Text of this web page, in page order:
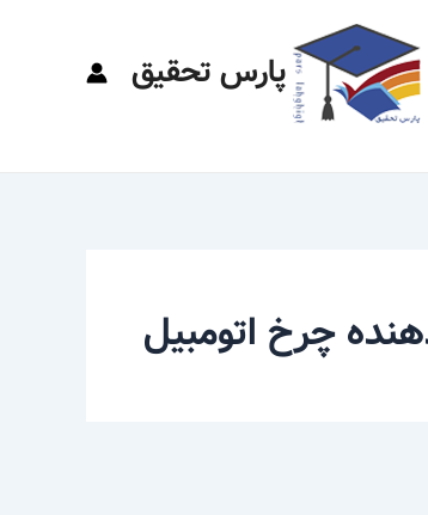
پارس تحقیق
چرخ اتومبیل